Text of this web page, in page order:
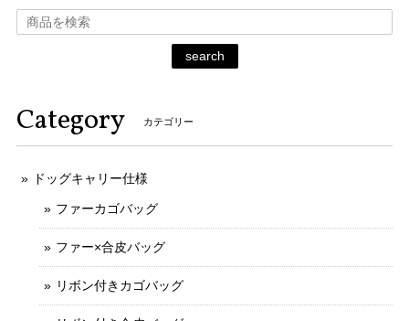
search
Category カテゴリー
ドッグキャリー仕様
ファーカゴバッグ
ファー×合皮バッグ
リボン付きカゴバッグ